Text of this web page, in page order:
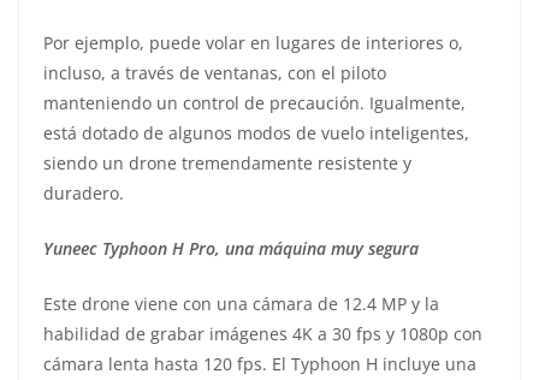
Por ejemplo, puede volar en lugares de interiores o,
incluso, a través de ventanas, con el piloto
manteniendo un control de precaución. Igualmente,
está dotado de algunos modos de vuelo inteligentes,
siendo un drone tremendamente resistente y
duradero.
Yuneec Typhoon H Pro, una máquina muy segura
Este drone viene con una cámara de 12.4 MP y la
habilidad de grabar imágenes 4K a 30 fps y 1080p con
cámara lenta hasta 120 fps. El Typhoon H incluye una